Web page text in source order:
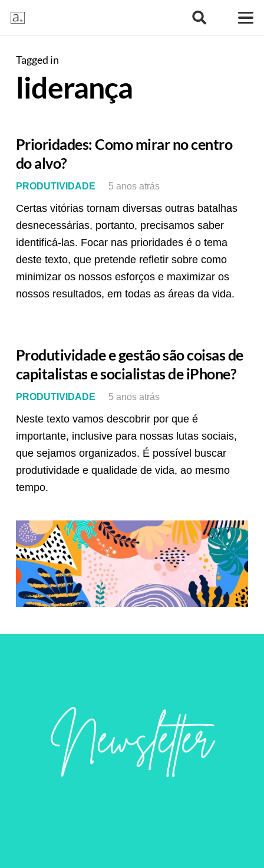
Tagged in
liderança
Prioridades: Como mirar no centro
do alvo?
PRODUTIVIDADE 5 anos atrás
Certas vitórias tornam diversas outras batalhas
desnecessárias, portanto, precisamos saber
identificá-las. Focar nas prioridades é o tema
deste texto, que pretende refletir sobre como
minimizar os nossos esforços e maximizar os
nossos resultados, em todas as áreas da vida.
Produtividade e gestão são coisas de
capitalistas e socialistas de iPhone?
PRODUTIVIDADE 5 anos atrás
Neste texto vamos descobrir por que é
importante, inclusive para nossas lutas sociais,
que sejamos organizados. É possível buscar
produtividade e qualidade de vida, ao mesmo
tempo.